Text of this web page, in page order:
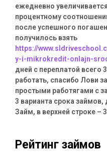
ежедневно
процентному
после успешного
получилось взять
https://
y-i-mikrokredit-onlajn-
дней с переплатой всего
работать, спасибо Лови
простыми работягами с
3 варианта срока
Займ, в верхней строке –
Рейтинг займов